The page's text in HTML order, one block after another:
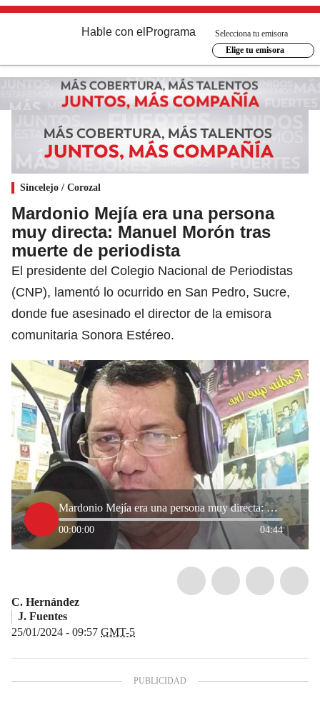
Hable con el Programa
Selecciona tu emisora
Elige tu emisora
Sincelejo / Corozal
Mardonio Mejía era una persona
muy directa: Manuel Morón tras
muerte de periodista
El presidente del Colegio Nacional de Periodistas
(CNP), lamentó lo ocurrido en San Pedro, Sucre,
donde fue asesinado el director de la emisora
comunitaria Sonora Estéreo.
Mardonio Mejía era una persona muy directa: Manuel Morón, tras muerte de periodista
00:00:00 04:44
C. Hernández
J. Fuentes
25/01/2024 - 09:57 GMT-5